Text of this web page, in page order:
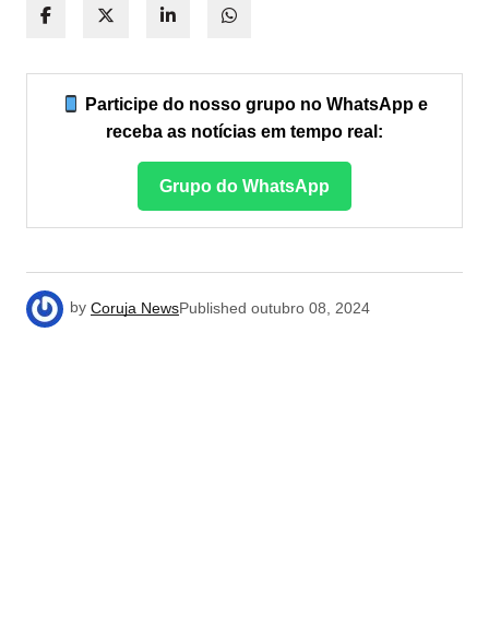
Participe do nosso grupo no WhatsApp e
receba as notícias em tempo real:
Grupo do WhatsApp
by Coruja NewsPublished outubro 08, 2024